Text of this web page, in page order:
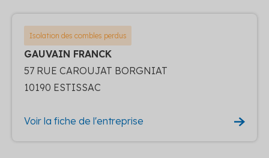
Isolation des combles perdus
GAUVAIN FRANCK
57 RUE CAROUJAT BORGNIAT
10190 ESTISSAC
Voir la fiche de l'entreprise